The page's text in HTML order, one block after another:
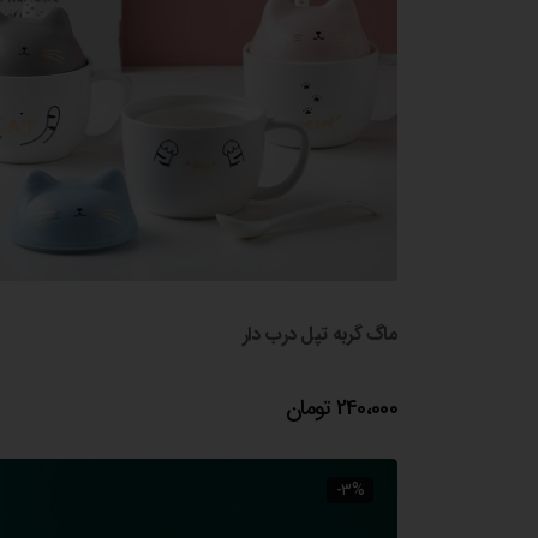
ماگ گربه تپل درب دار
240،000 تومان
-3%